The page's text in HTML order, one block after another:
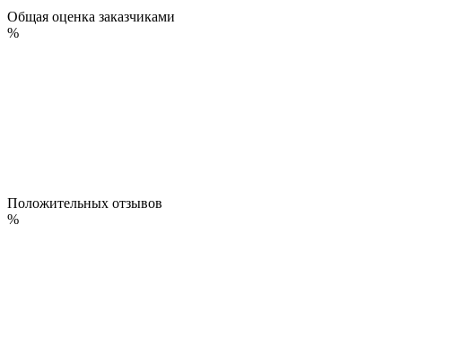
Общая оценка заказчиками
%
Положительных отзывов
%